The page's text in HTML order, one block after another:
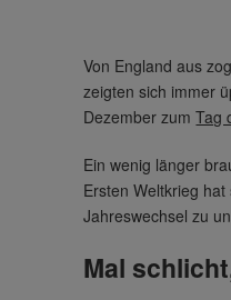
Von England aus
zeigten sich immer
Dezember zumTag
Ein wenig länger
Ersten Weltkrieg
Jahreswechsel zu
Mal